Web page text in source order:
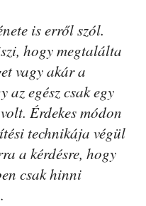
is erről szól.
hogy megtalálta
vagy akár a
az egész csak egy
Érdekes módon
technikája végül
a kérdésre, hogy
csak hinni
.